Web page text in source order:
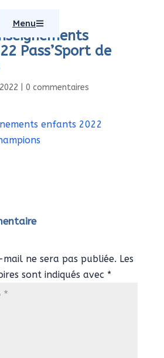
Menu
Pass’Sport de
0 commentaires
enfants 2022
ne sera pas publiée. Les
sont indiqués avec *